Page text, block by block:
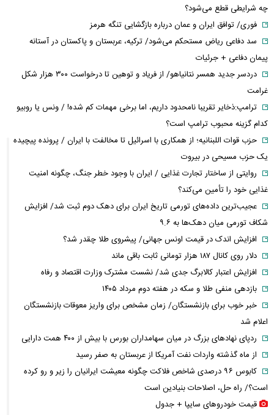
چه شرایطی قطع می‌شود؟
فوری/ توافق ایران و عمان درباره بازگشایی تنگه هرمز
سد دفاعی ریاض مستحکم می‌شود/ ترکیه، عربستان و پاکستان در آستانه
پیمان دفاعی + جرئیات
دردسر جدید همسر نتانیاهو/ از فریاد و توهین تا درخواست ۳۰۰ هزار شکل
غرامت
ترامپ:ذخایر تقریبا نامحدود داریم، اما برخی مهمات کم شده! / ونس یا روبیو
کدام گزینه محبوب ترامپ است؟
حزب قوات اللبنانیه؛ از همکاری با اسرائیل تا مخالفت با ایران / پرونده پیچیده
یک حزب مسیحی در بیروت
روایتی از ساختار تجارت غذایی / ایران با وجود خطر جنگ، چگونه امنیت
غذایی خود را تأمین می‌کند؟
عجیب‌ترین داده‌های تورمی تاریخ ایران برای دهک دوم ثبت شد/ افزایش
شکاف تورمی میان دهک‌ها به ۹.۶
افزایش اندک در قیمت اونس جهانی/ پیشروی طلا چقدر شد؟
دلار روی کانال ۱۸۷ هزار تومانی ثابت باقی ماند
افزایش اعتبار کالابرگ جدی شد/ نشست مشترک وزارت اقتصاد و رفاه
بازدهی منفی طلا و سکه در هفته دوم مرداد ۱۴۰۵
خبر خوب برای بازنشستگان/ زمان مشخص برای واریز معوقات بازنشستگان
اعلام شد
ردپای نهاد‌های بزرگ در میان سهامداران بورس با بیش از ۴۰۰ همت دارایی
از ماه گذشته واردات نفت آمریکا از عربستان به صفر رسید
کابوس ۹۶ درصدی شاخص فلاکت چگونه معیشت ایرانیان را زیر و رو کرده
است؟/ راه حل، اصلاحات بنیادین است
قیمت خودرو‌های سایپا + جدول